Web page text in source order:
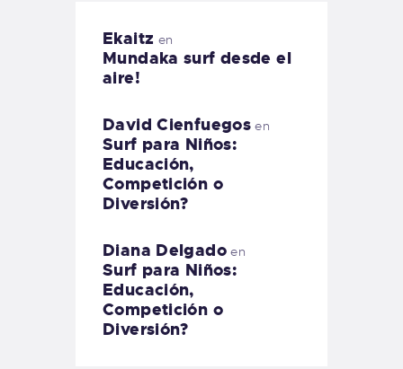
Ekaitz en
Mundaka surf desde el
aire!
David Cienfuegos en
Surf para Niños:
Educación,
Competición o
Diversión?
Diana Delgadoen
Surf para Niños:
Educación,
Competición o
Diversión?